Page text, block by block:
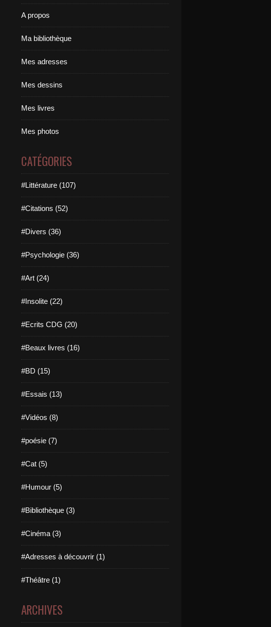
A propos
Ma bibliothèque
Mes adresses
Mes dessins
Mes livres
Mes photos
CATÉGORIES
#Littérature (107)
#Citations (52)
#Divers (36)
#Psychologie (36)
#Art (24)
#Insolite (22)
#Ecrits CDG (20)
#Beaux livres (16)
#BD (15)
#Essais (13)
#Vidéos (8)
#poésie (7)
#Cat (5)
#Humour (5)
#Bibliothèque (3)
#Cinéma (3)
#Adresses à découvrir (1)
#Théâtre (1)
ARCHIVES